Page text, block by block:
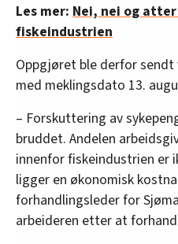
Les mer: Nei, nei og
fiskeindustrien
Oppgjøret ble derfor sendt
med meklingsdato 13.
– Forskuttering av
bruddet. Andelen
innenfor fiskeindustrien er
ligger en økonomisk
forhandlingsleder for
arbeideren etter at